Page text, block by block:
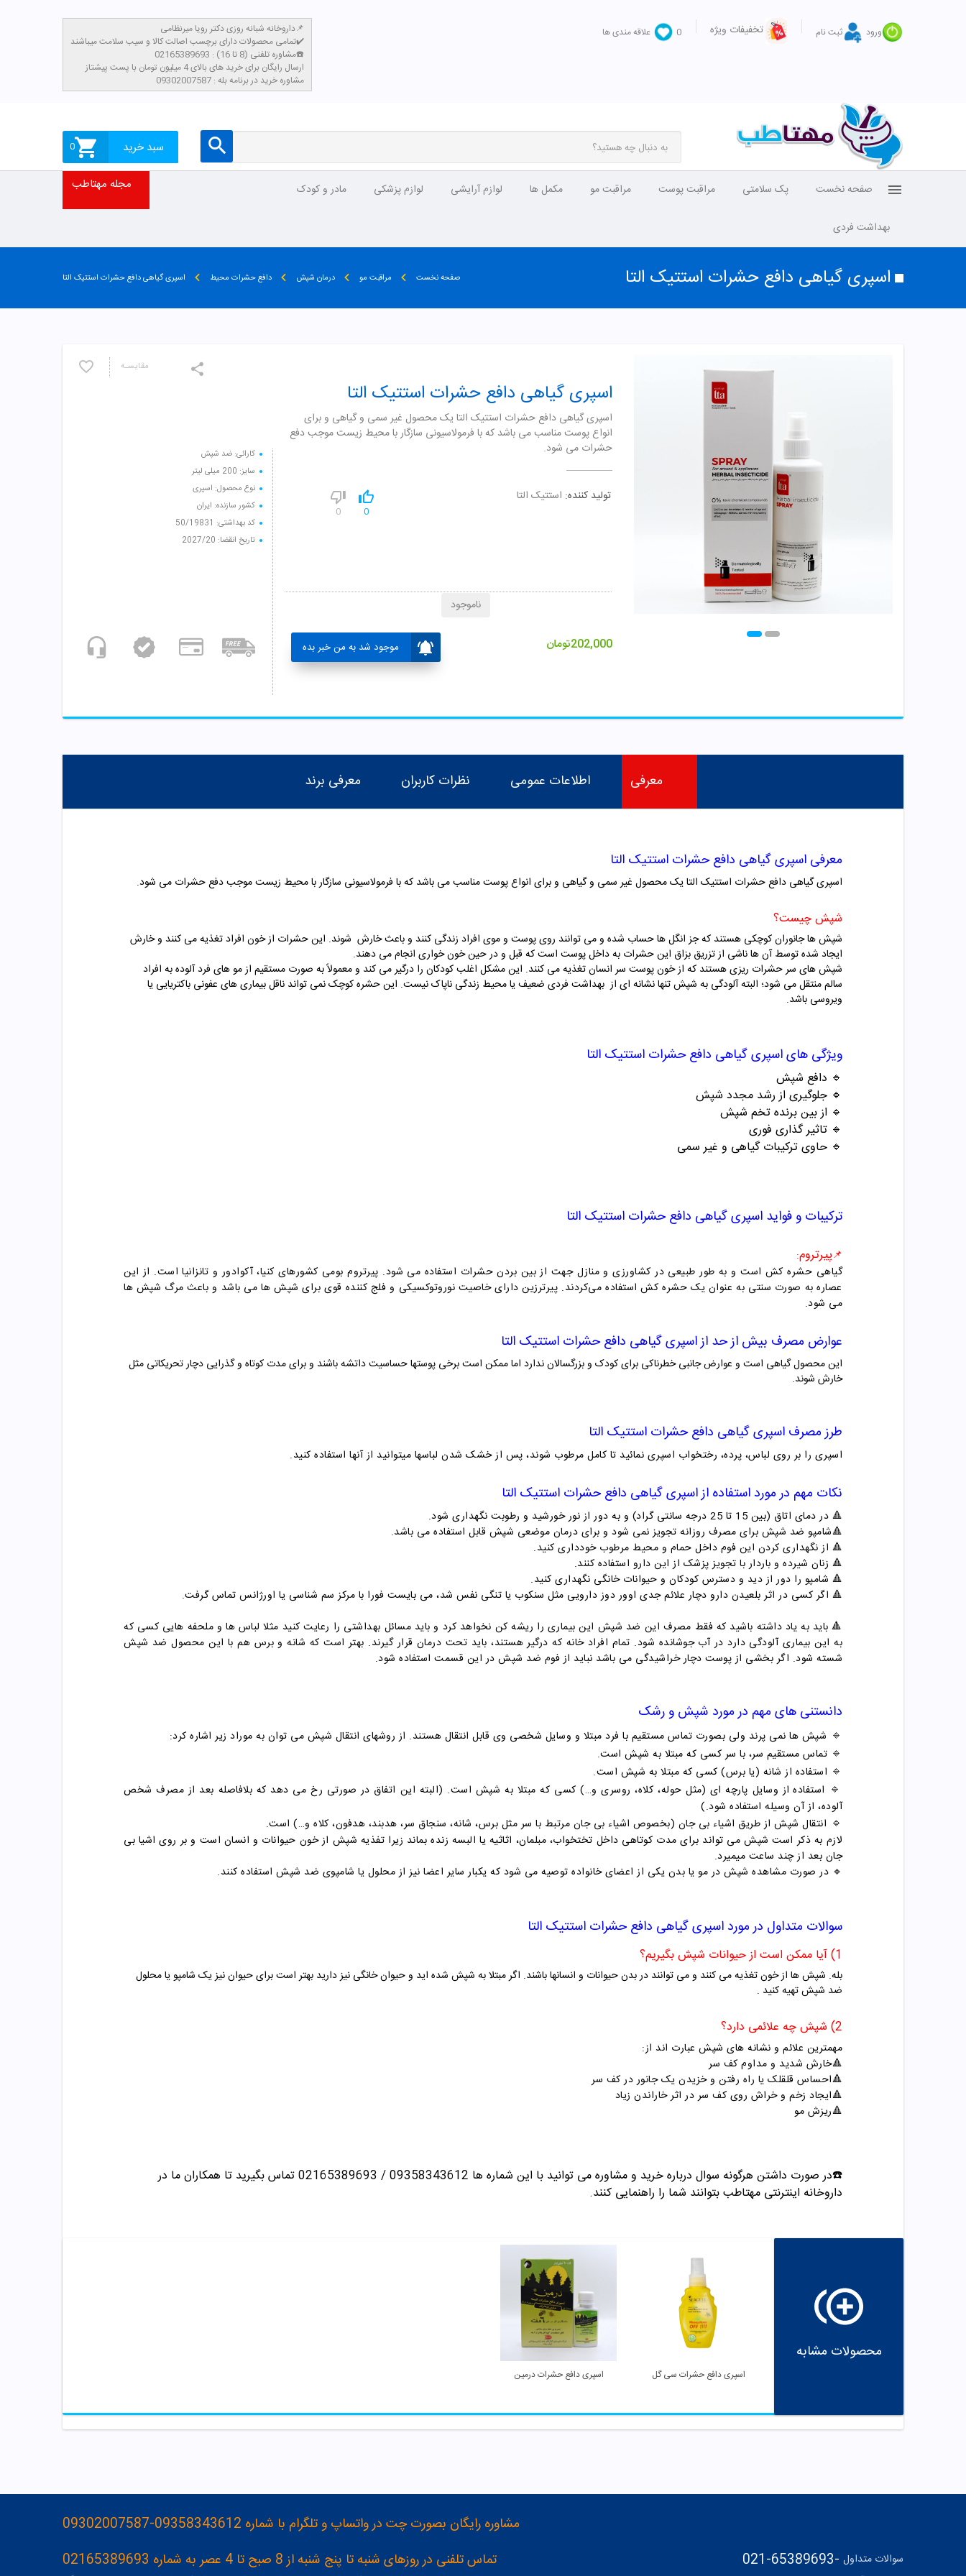
ورود ثبت نام تخفیفات ویژه 0 علاقه مندی ها
داروخانه شبانه روزی دکتر رویا میرنظامی📌
تمامی محصولات دارای برچسب اصالت کالا و سیب سلامت میباشند✔️
مشاوره تلفنی (8 تا 16) : 02165389693☎️
​ارسال رایگان برای خرید های بالای 4 میلیون تومان با پست پیشتاز
مشاوره خرید در برنامه بله : 09302007587
سبد خرید 0
صفحه نخست پک سلامتی مراقبت پوست مراقبت مو مکمل ها لوازم آرایشی لوازم پزشکی مادر و کودک
بهداشت فردی
مجله مهتاطب
اسپری گیاهی دافع حشرات استتیک التا صفحه نخست مراقبت مو درمان شپش دافع حشرات محیط اسپری گیاهی دافع حشرات استتیک التا
مقایسـه
کارائی: ضد شپش
سایز: 200 میلی لیتر
نوع محصول: اسپری
کشور سازنده: ایران
کد بهداشتی: 50/19831
تاریخ انقضا: 2027/20
اسپری گیاهی دافع حشرات استتیک التا
اسپری گیاهی دافع حشرات استتیک التا یک محصول غیر سمی و گیاهی و برای
انواع پوست مناسب می باشد که با فرمولاسیونی سازگار با محیط زیست موجب دفع
حشرات می شود.
تولید کننده: استتیک التا
0
0
202,000تومان موجود شد به من خبر بده
ناموجود
معرفی اطلاعات عمومی نظرات کاربران معرفی برند
معرفی اسپری گیاهی دافع حشرات استتیک التا
اسپری گیاهی دافع حشرات استتیک التا یک محصول غیر سمی و گیاهی و برای انواع پوست مناسب می باشد که با فرمولاسیونی سازگار با محیط زیست موجب دفع حشرات می شود.
شپش چیست؟
شپش ها جانوران کوچکی هستند که جز انگل ها حساب شده و می توانند روی پوست و موی افراد زندگی کنند و باعث خارش شوند. این حشرات از خون افراد تغذیه می کنند و خارش
ایجاد شده توسط آن ها ناشی از تزریق بزاق این حشرات به داخل پوست است که قبل و در حین خون خواری انجام می دهند.
شپش های سر حشرات ریزی هستند که از خون پوست سر انسان تغذیه می کنند. این مشکل اغلب کودکان را درگیر می کند و معمولاً به صورت مستقیم از مو های فرد آلوده به افراد
سالم منتقل می شود؛ البته آلودگی به شپش تنها نشانه‌ ای از بهداشت فردی ضعیف یا محیط زندگی ناپاک نیست. این حشره کوچک نمی تواند ناقل بیماری های عفونی باکتریایی یا
ویروسی باشد.
ویژگی هایاسپری گیاهی دافع حشرات استتیک التا
🔹 دافع شپش
🔹 جلوگیری از رشد مجدد شپش
🔹 از بین برنده تخم شپش
🔹 تاثیر گذاری فوری
🔹 حاوی ترکیبات گیاهی و غیر سمی
ترکیبات و فواید اسپری گیاهی دافع حشرات استتیک التا
📌پیرتروم:
گیاهی حشره کش است و به طور طبیعی در کشاورزی و منازل جهت از بین بردن حشرات استفاده می شود. پیرتروم بومی کشورهای کنیا، آکوادور و تانزانیا است. از این
عصاره به صورت سنتی به عنوان یک حشره کش استفاده می‌‌کردند. پیرترزین دارای خاصیت نوروتوکسیکی و فلج کننده قوی برای شپش ها می باشد و باعث مرگ شپش ها
می شود.
عوارض مصرف بیش از حد ازاسپری گیاهی دافع حشرات استتیک التا
این محصول گیاهی است و عوارض جانبی خطرناکی برای کودک و بزرگسالان ندارد اما ممکن است برخی پوستها حساسیت داتشه باشند و برای مدت کوتاه و گذرایی دچار تحریکاتی مثل
خارش شوند.
طرز مصرف اسپری گیاهی دافع حشرات استتیک التا
اسپری را بر روی لباس، پرده، رختخواب اسپری نمائید تا کامل مرطوب شوند، پس از خشک شدن لباسها میتوانید از آنها استفاده کنید.
نکات مهم در مورد استفاده ازاسپری گیاهی دافع حشرات استتیک التا
🔺 در دمای اتاق (بین 15 تا 25 درجه سانتی گراد) و به دور از نور خورشید و رطوبت نگهداری شود.
🔺شامپو ضد شپش برای مصرف روزانه تجویز نمی شود و برای درمان موضعی شپش قابل استفاده می باشد.
🔺 از نگهداری کردن این فوم داخل حمام و محیط مرطوب خودداری کنید.
🔺 زنان شیرده و باردار با تجویز پزشک از این دارو استفاده کنند.
🔺 شامپو را دور از دید و دسترس کودکان و حیوانات خانگی نگهداری کنید.
🔺 اگر کسی در اثر بلعیدن دارو دچار علائم جدی اوور دوز دارویی مثل سنکوب یا تنگی نفس شد، می بایست فورا با مرکز سم شناسی یا اورژانس تماس گرفت.
🔺 باید به یاد داشته باشید که فقط مصرف این ضد شپش این بیماری را ریشه کن نخواهد کرد و باید مسائل بهداشتی را رعایت کنید مثلا لباس ها و ملحفه هایی کسی که
به این بیماری آلودگی دارد در آب جوشانده شود. تمام افراد خانه که درگیر هستند، باید تحت درمان قرار گیرند. بهتر است که شانه و برس هم با این محصول ضد شپش
شسته شود. اگر بخشی از پوست دچار خراشیدگی می باشد نباید از فوم ضد شپش در این قسمت استفاده شود.
دانستنی های مهم در مورد شپش و رشک
🔹 شپش ها نمی پرند ولی بصورت تماس مستقیم با فرد مبتلا و وسایل شخصی وی قابل انتقال هستند. از روشهای انتقال شپش می توان به موراد زیر اشاره کرد:
🔹 تماس مستقیم سر، با سر کسی که مبتلا به شپش است.
🔹 استفاده از شانه (یا برس) کسی که مبتلا به شپش است.
🔹 استفاده از وسایل پارچه ای (مثل حوله، کلاه، روسری و…) کسی که مبتلا به شپش است. (البته این اتفاق در صورتی رخ می دهد که بلافاصله بعد از مصرف شخص
آلوده، از آن وسیله استفاده شود.)
🔹 انتقال شپش از طریق اشیاء بی جان (بخصوص اشیاء بی جان مرتبط با سر مثل برس، شانه، سنجاق سر، هدبند، هدفون، کلاه و…) است.
لازم به ذکر است شپش می تواند برای مدت کوتاهی داخل تختخواب، مبلمان، اثاثیه یا البسه زنده بماند زیرا تفذیه شپش از خون حیوانات و انسان است و بر روی اشیا بی
جان بعد از چند ساعت میمیرد.
🔹 در صورت مشاهده شپش در مو یا بدن یکی از اعضای خانواده توصیه می شود که یکبار سایر اعضا نیز از محلول یا شامپوی ضد شپش استفاده کنند.
سوالات متداول در مورد اسپری گیاهی دافع حشرات استتیک التا
1) آیا ممکن است از حیوانات شپش بگیریم؟
بله. شپش ها از خون تغذیه می کنند و می توانند در بدن حیوانات و انسانها باشند. اگر مبتلا به شپش شده اید و حیوان خانگی نیز دارید بهتر است برای حیوان نیز یک شامپو یا محلول
ضد شپش تهیه کنید .
2) شپش چه علائمی دارد؟
مهمترین علائم و نشانه های شپش عبارت اند از:
🔺خارش شدید و مداوم کف سر
🔺احساس قلقلک یا راه رفتن و خزیدن یک جانور در کف سر
🔺ایجاد زخم و خراش روی کف سر در اثر خاراندن زیاد
🔺ریزش مو
☎️در صورت داشتن هرگونه سوال درباره خرید و مشاوره می توانید با این شماره ها 09358343612 / 02165389693
تماس بگیرید تا همکاران ما در
داروخانه اینترنتی مهتاطب بتوانند شما را راهنمایی کنند.
محصولات مشابه
اسپری دافع حشرات سی گل اسپری دافع حشرات درمین
مشاوره رایگان بصورت چت در واتساپ و تلگرام با شماره 09358343612-09302007587
تماس تلفنی در روزهای شنبه تا پنج شنبه از 8 صبح تا 4 عصر به شماره 02165389693
021-65389693 سوالات متداول -